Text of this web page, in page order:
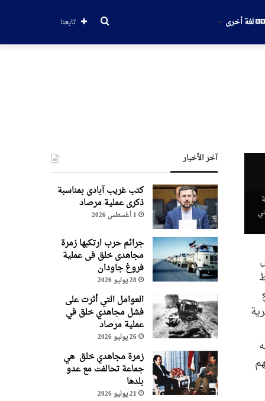
لغة أخرى تابعنا بحث
آخر الأخبار
کتب غریب آبادی بمناسبة
ذکری عملیة مرصاد
1 أغسطس 2026
جرائم حرب ارتکبها زمرة
مجاهدی خلق فی عملیة
فروغ جاودان
28 يوليو 2026
العوامل التي أثرت على
فشل مجاهدي خلق في
عملية مرصاد
26 يوليو 2026
زمرة مجاهدي خلق هي
جماعة تحالفت مع عدو
بلدها
21 يوليو 2026